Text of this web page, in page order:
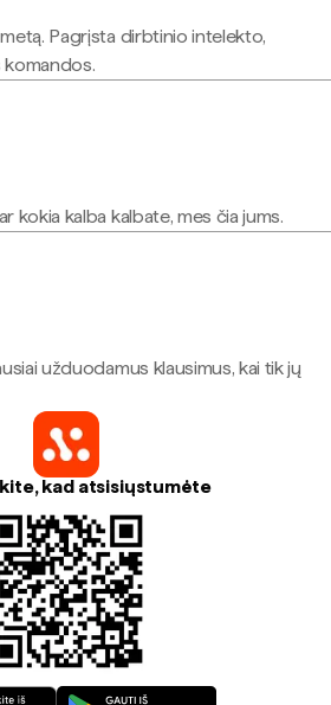
Pagrįsta dirbtinio intelekto,
komandos.
kokia kalba kalbate, mes čia jums.
užduodamus klausimus, kai tik jų
kad atsisiųstumėte